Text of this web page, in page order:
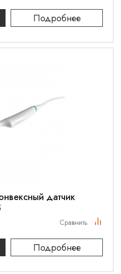
Подробнее
датчик
Подробнее
Сравнить